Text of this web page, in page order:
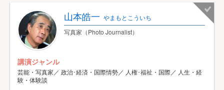
山本皓一 やまもとこういち
写真家（Photo Journalist）
講演ジャンル
芸能・写真家／ 政治･経済・国際情勢／ 人権･福祉・国際／ 人生・経
験・体験談